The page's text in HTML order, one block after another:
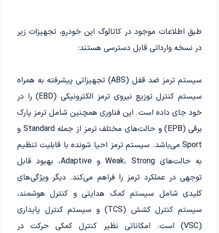
طبق اطلاعات موجود در کاتالوگ این خودرو، تجهیزات زیر
در نسخه وارداتی قابل دسترسی هستند:
سیستم ترمز ضد قفل (ABS) تجهیزاتی پیشرفته به همراه
سیستم کنترل توزیع نیروی ترمز الکترونیکی (EBD) را در
خود جای داده است. این فناوری همچنین شامل ترمز پارک
برقی (EPB) و حالت‌های مختلف ترمز از جمله Standard و
Sport می‌باشد. سیستم ترمز احیا شونده با قابلیت تنظیم
به حالت‌های Weak، Strong و Adaptive، بهبود قابل
توجهی در عملکرد ترمز را فراهم می‌کند. دیگر ویژگی‌های
کلیدی شامل سیستم کمک هدایتی و کنترل هوشمند،
سیستم کنترل کشش (TCS) و سیستم کنترل پایداری
(VSC) است. امکاناتی نظیر کنترل کمکی حرکت در